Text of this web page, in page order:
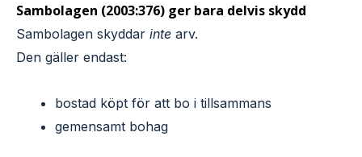
Sambolagen (2003:376) ger bara delvis skydd
Sambolagen skyddar inte arv.
Den gäller endast:
bostad köpt för att bo i tillsammans
gemensamt bohag